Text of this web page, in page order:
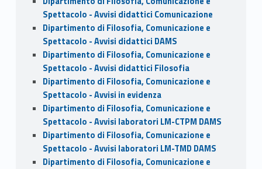
Spettacolo - Avvisi didattici Comunicazione
Dipartimento di Filosofia, Comunicazione e
Spettacolo - Avvisi didattici DAMS
Dipartimento di Filosofia, Comunicazione e
Spettacolo - Avvisi didattici Filosofia
Dipartimento di Filosofia, Comunicazione e
Spettacolo - Avvisi in evidenza
Dipartimento di Filosofia, Comunicazione e
Spettacolo - Avvisi laboratori LM-CTPM DAMS
Dipartimento di Filosofia, Comunicazione e
Spettacolo - Avvisi laboratori LM-TMD DAMS
Dipartimento di Filosofia, Comunicazione e